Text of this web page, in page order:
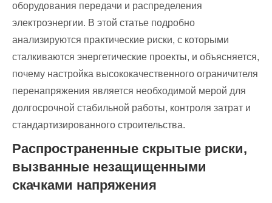
оборудования передачи и распределения
электроэнергии. В этой статье подробно
анализируются практические риски, с которыми
сталкиваются энергетические проекты, и объясняется,
почему настройка высококачественного ограничителя
перенапряжения является необходимой мерой для
долгосрочной стабильной работы, контроля затрат и
стандартизированного строительства.
Распространенные скрытые риски,
вызванные незащищенными
скачками напряжения